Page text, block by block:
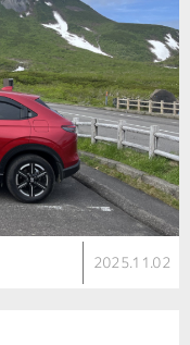
2025.11.02